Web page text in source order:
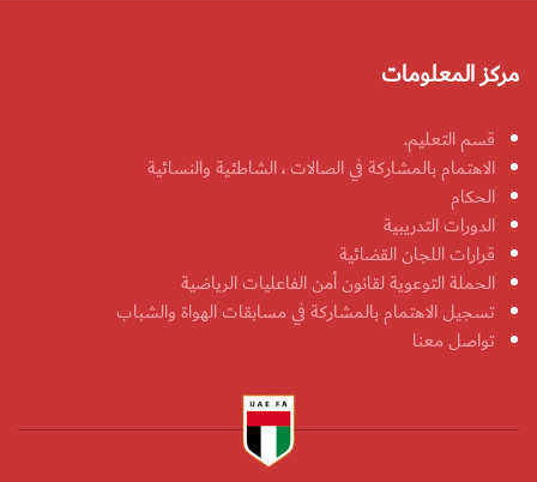
مركز المعلومات
قسم التعليم.
الاهتمام بالمشاركة في الصالات ، الشاطئية والنسائية
الحكام
الدورات التدريبية
قرارات اللجان القضائية
الحملة التوعوية لقانون أمن الفاعليات الرياضية
تسجيل الاهتمام بالمشاركة في مسابقات الهواة والشباب
تواصل معنا